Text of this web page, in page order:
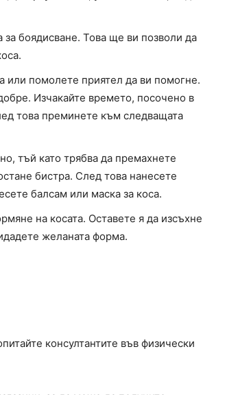
за боядисване. Това ще ви позволи да
или помолете приятел да ви помогне.
Изчакайте времето, посочено в
това преминете към следващата
тъй като трябва да премахнете
бистра. След това нанесете
балсам или маска за коса.
на косата. Оставете я да изсъхне
желаната форма.
консултантите във физически